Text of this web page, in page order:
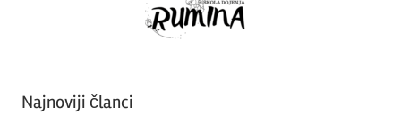
Najnoviji članci